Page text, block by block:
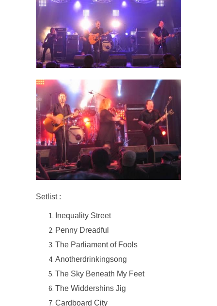
Setlist :
Inequality Street
Penny Dreadful
The Parliament of Fools
Anotherdrinkingsong
The Sky Beneath My Feet
The Widdershins Jig
Cardboard City